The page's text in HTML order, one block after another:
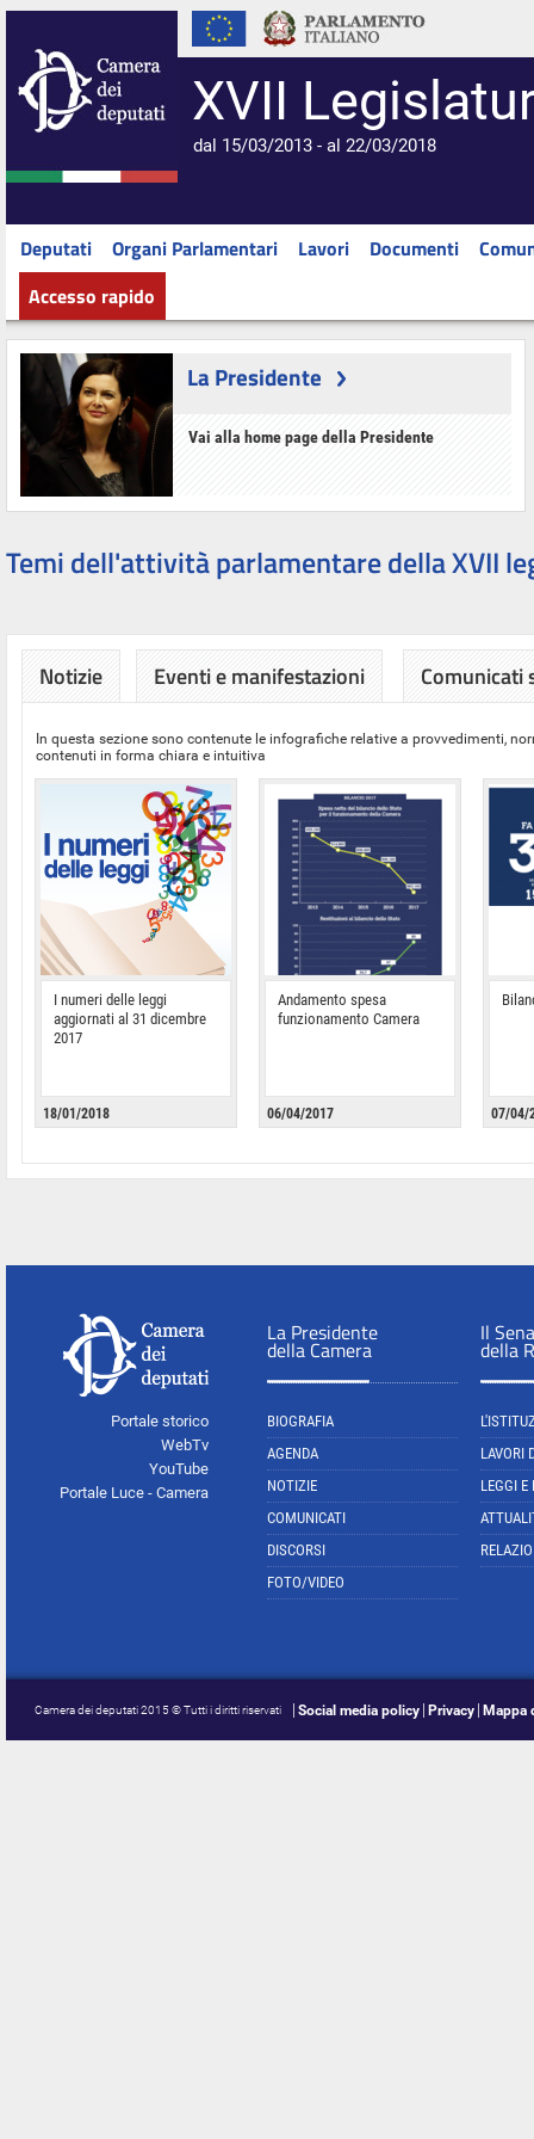
XVII
dal 15/03/2013 - al 22/03/2018
Deputati Organi Parlamentari Lavori Documenti
Accesso rapido
La Presidente
Vai alla home page della Presidente
Temi dell'attività parlamentare della XVII
Notizie Eventi e manifestazioni Comunicati
In questa sezione sono contenute le infografiche relative a provvedimenti,
contenuti in forma chiara e intuitiva
I numeri delle leggi
aggiornati al 31 dicembre
2017
18/01/2018
Andamento spesa
funzionamento Camera
06/04/2017 07/04/
Portale storico
WebTv
YouTube
Portale Luce - Camera
La Presidente
della Camera
BIOGRAFIA
AGENDA
NOTIZIE
COMUNICATI
DISCORSI
FOTO/VIDEO
Il
della
LAVORI
LEGGI E
Camera dei deputati 2015 © Tutti i diritti riservati Social media policy Privacy Mappa